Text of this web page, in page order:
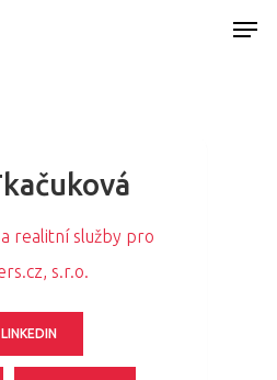
realitní služby pro
s.r.o.